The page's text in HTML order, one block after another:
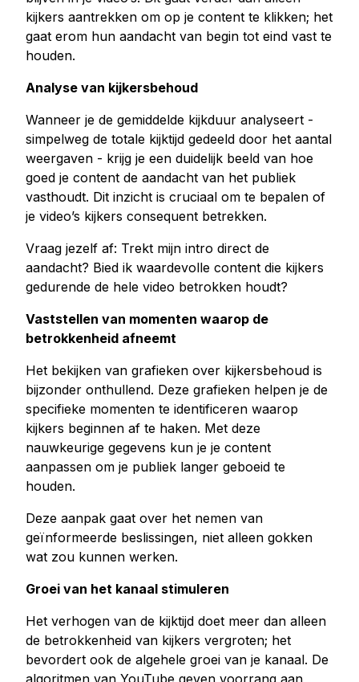
kijkers aantrekken om op je content te klikken; het
gaat erom hun aandacht van begin tot eind vast te
houden.
Analyse van kijkersbehoud
Wanneer je de gemiddelde kijkduur analyseert -
simpelweg de totale kijktijd gedeeld door het aantal
weergaven - krijg je een duidelijk beeld van hoe
goed je content de aandacht van het publiek
vasthoudt. Dit inzicht is cruciaal om te bepalen of
je video’s kijkers consequent betrekken.
Vraag jezelf af: Trekt mijn intro direct de
aandacht? Bied ik waardevolle content die kijkers
gedurende de hele video betrokken houdt?
Vaststellen van momenten waarop de
betrokkenheid afneemt
Het bekijken van grafieken over kijkersbehoud is
bijzonder onthullend. Deze grafieken helpen je de
specifieke momenten te identificeren waarop
kijkers beginnen af te haken. Met deze
nauwkeurige gegevens kun je je content
aanpassen om je publiek langer geboeid te
houden.
Deze aanpak gaat over het nemen van
geïnformeerde beslissingen, niet alleen gokken
wat zou kunnen werken.
Groei van het kanaal stimuleren
Het verhogen van de kijktijd doet meer dan alleen
de betrokkenheid van kijkers vergroten; het
bevordert ook de algehele groei van je kanaal. De
algoritmen van YouTube geven voorrang aan